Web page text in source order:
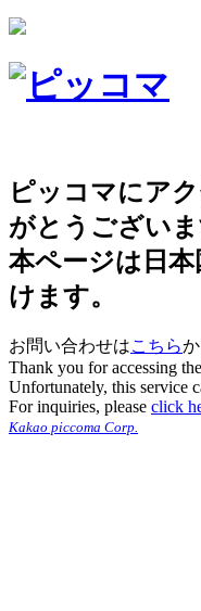
ピッコマにア
がとうございま
本ページは日
けます。
お問い合わせはこちら
Thank you for accessing
Unfortunately, this service
For inquiries, please click
Kakao piccoma Corp.